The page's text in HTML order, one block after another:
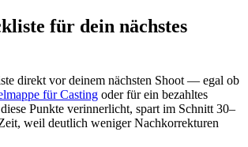
für dein nächstes
direkt vor deinem nächsten Shoot — egal ob
für Casting oder für ein bezahltes
Punkte verinnerlicht, spart im Schnitt 30–
weil deutlich weniger Nachkorrekturen